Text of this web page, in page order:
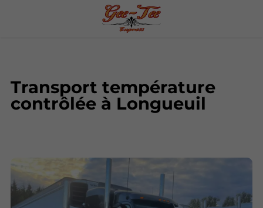
Transport température
contrôlée à Longueuil